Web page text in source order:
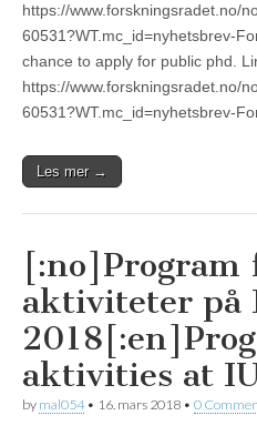
https://www.forskningsradet.no/
60531?WT.mc_id=nyhetsbrev-
chance to apply for public phd.
https://www.forskningsradet.no/
60531?WT.mc_id=nyhetsbrev-
Les mer →
[:no]Program
aktiviteter på
aktivities at
by mal054• 16. mars 2018 • 0